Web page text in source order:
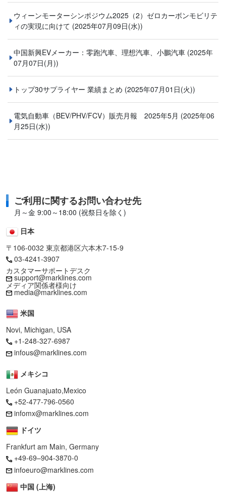
ウィーンモーターシンポジウム2025（2）ゼロカーボンモビリテ
ィの実現に向けて (2025年07月09日(水))
中国新興EVメーカー：零跑汽車、理想汽車、小鵬汽車 (2025年
07月07日(月))
トップ30サプライヤー 業績まとめ (2025年07月01日(火))
電気自動車（BEV/PHV/FCV）販売月報 2025年5月 (2025年06
月25日(水))
ご利用に関するお問い合わせ先
月～金 9:00～18:00 (祝祭日を除く)
日本
〒106-0032 東京都港区六本木7-15-9
03-4241-3907
カスタマーサポートデスク
support@marklines.com
メディア関係者様向け
media@marklines.com
米国
Novi, Michigan, USA
+1-248-327-6987
infous@marklines.com
メキシコ
León Guanajuato,Mexico
+52-477-796-0560
infomx@marklines.com
ドイツ
Frankfurt am Main, Germany
+49-69–904-3870-0
infoeuro@marklines.com
中国 (上海)